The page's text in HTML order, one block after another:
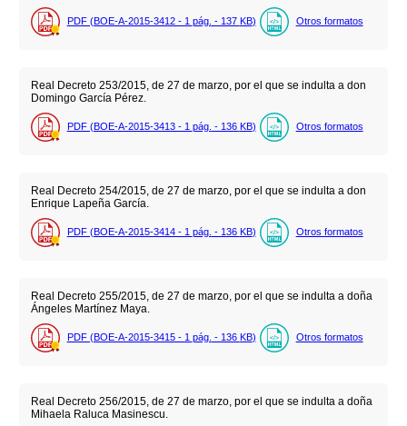
PDF (BOE-A-2015-3412 - 1 pág. - 137 KB) Otros formatos
Real Decreto 253/2015, de 27 de marzo, por el que se indulta a don
Domingo García Pérez.
PDF (BOE-A-2015-3413 - 1 pág. - 136 KB) Otros formatos
Real Decreto 254/2015, de 27 de marzo, por el que se indulta a don
Enrique Lapeña García.
PDF (BOE-A-2015-3414 - 1 pág. - 136 KB) Otros formatos
Real Decreto 255/2015, de 27 de marzo, por el que se indulta a doña
Ángeles Martínez Maya.
PDF (BOE-A-2015-3415 - 1 pág. - 136 KB) Otros formatos
Real Decreto 256/2015, de 27 de marzo, por el que se indulta a doña
Mihaela Raluca Masinescu.